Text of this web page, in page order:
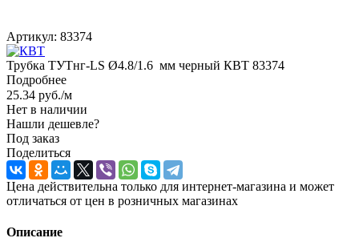
Артикул: 83374
Трубка ТУТнг-LS Ø4.8/1.6 мм черный КВТ 83374
Подробнее
25.34 руб./м
Нет в наличии
Нашли дешевле?
Под заказ
Поделиться
Цена действительна только для интернет-магазина и может
отличаться от цен в розничных магазинах
Описание